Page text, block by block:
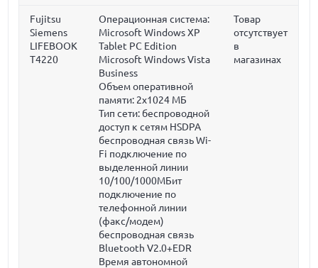
Fujitsu
Siemens
LIFEBOOK
T4220
Операционная система:
Microsoft Windows XP
Tablet PC Edition
Microsoft Windows Vista
Business
Объем оперативной
памяти: 2x1024 МБ
Тип сети: беспроводной
доступ к сетям HSDPA
беспроводная связь Wi-
Fi подключение по
выделенной линии
10/100/1000МБит
подключение по
телефонной линии
(факс/модем)
беспроводная связь
Bluetooth V2.0+EDR
Время автономной
Товар
отсутствует
в
магазинах